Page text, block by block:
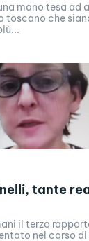
mano tesa ad
che
tante
il terzo
nel corso di